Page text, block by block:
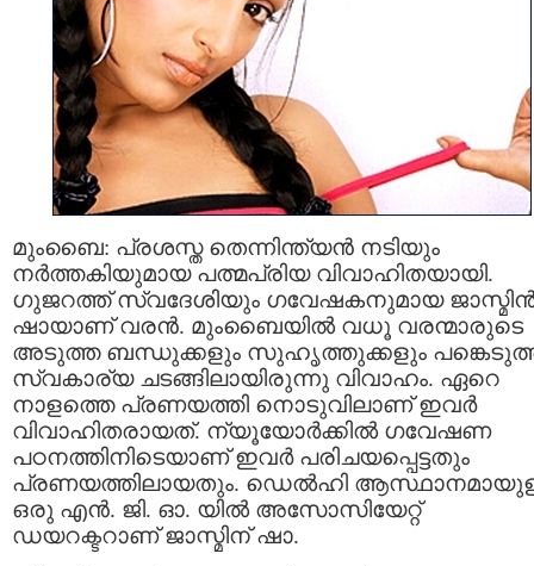
മുംബൈ: പ്രശസ്ത തെന്നിന്ത്യന്‍ നടിയും
നര്‍ത്തകിയുമായ പത്മപ്രിയ വിവാഹിതയായി.
ഗുജറത്ത് സ്വദേശിയും ഗവേഷകനുമായ
ഷായാണ് വരന്‍. മുംബൈയില്‍ വധൂ വരന്മാരുടെ
അടുത്ത ബന്ധുക്കളും സുഹൃത്തുക്കളും
സ്വകാര്യ ചടങ്ങിലായിരുന്നു വിവാഹം. ഏറെ
നാളത്തെ പ്രണയത്തി നൊടുവിലാണ് ഇവര്‍
വിവാഹിതരായത്. ന്യൂയോര്‍ക്കില്‍ ഗവേഷണ
പഠനത്തിനിടെയാണ് ഇവര്‍ പരിചയപ്പെട്ടതും
പ്രണയത്തിലായതും. ഡെല്‍ഹി
ഒരു എന്‍. ജി. ഓ. യില്‍ അസോസിയേറ്റ്
ഡയറക്ടറാണ് ജാസ്മിന് ഷാ‍.